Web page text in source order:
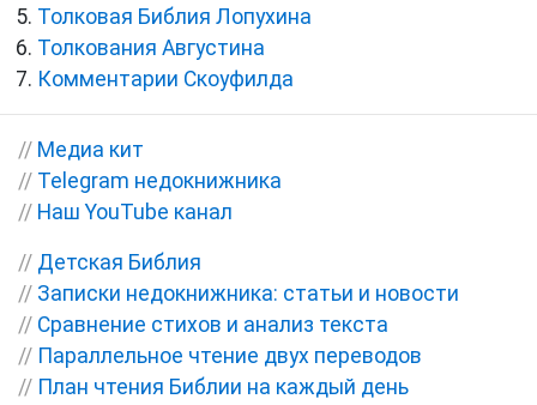
Толковая Библия Лопухина
Толкования Августина
Комментарии Скоуфилда
// Медиа кит
// Telegram недокнижника
// Наш YouTube канал
// Детская Библия
// Записки недокнижника: статьи и новости
// Сравнение стихов и анализ текста
// Параллельное чтение двух переводов
// План чтения Библии на каждый день